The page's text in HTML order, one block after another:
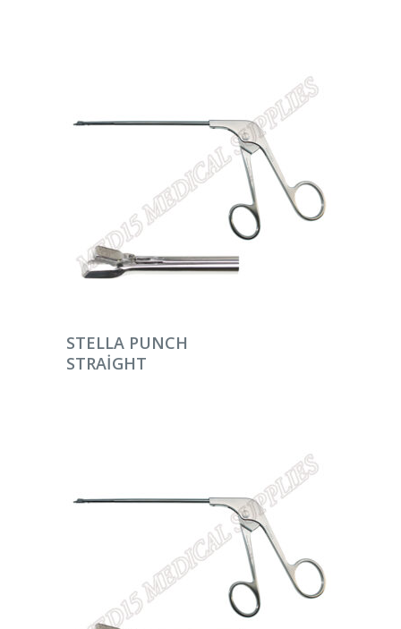
DEVAMINI OKU
STELLA PUNCH
STRAIGHT